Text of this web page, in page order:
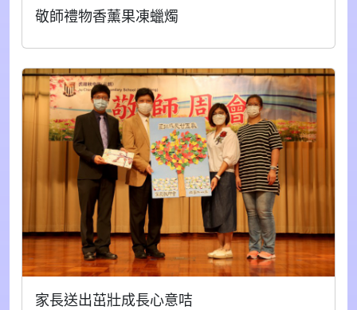
敬師禮物香薰果凍蠟燭
家長送出茁壯成長心意咭